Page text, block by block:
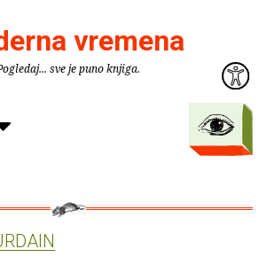
vremena
sve je puno knjiga.